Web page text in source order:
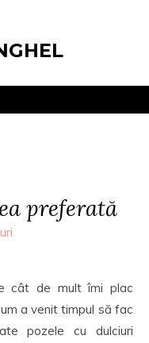
preferată
cât de mult îmi plac
a venit timpul să fac
pozele cu dulciuri